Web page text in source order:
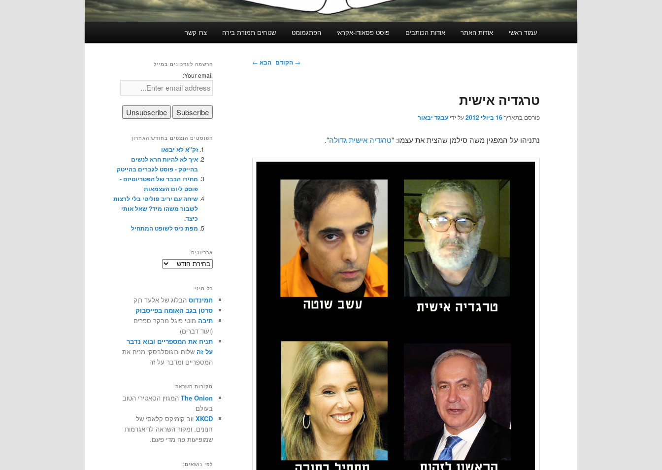
עמוד ראשי אודות האתר אודות הכותבים פוסט פסאודו-אקראי הפתגמומט שטחים תמורת בירה צרו קשר
ניווט
→ הקודם הבא ←
טרגדיה אישית
פורסם בתאריך16 ביולי 2012 על ידי עבגד יבאור
נתניהו על המפגין משה סילמן שהצית את עצמו: “טרגדיה אישית גדולה“.
הרשמה לעדכונים במייל
Your email:
הפוסטים הנצפים בחודש האחרון
זק"א לא יבואו
איך לא להיות חרא לנשים
בהייטק - פוסט לגברים בהייטק
מחירו הכבד של הפטריוטיזם -
פוסט ליום העצמאות
שיחה עם יריב פוליטי בלי לרצות
לשבור משהו מיד? שאל אותי
כיצד.
מפת כיס לשופט המתחיל
ארכיונים
ארכיונים
כל מיני
חמינדוס הבלוג של אלעד רוֶק
סרטן בגב האומה בפייסבוק
תיבה מוטי פוגל מבקר ספרים
(ועוד דברים)
תניח את המספריים ובוא נדבר
על זה שלום בוגוסלבסקי מניח את
המספריים ומדבר על זה
מקורות השראה
The Onion המגזין הסאטירי הטוב
בעולם
XKCD ווב קומיקס קלאסי של
חנונים, ומקור השראה לדיאגרמות
שמופיעות פה מדי פעם.
לפי נושאים: